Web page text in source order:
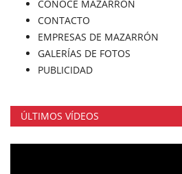
CONOCE MAZARRÓN
CONTACTO
EMPRESAS DE MAZARRÓN
GALERÍAS DE FOTOS
PUBLICIDAD
ÚLTIMOS VÍDEOS